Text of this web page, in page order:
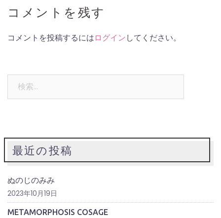
コメントを残す
コメントを投稿するにはログインしてください。
最近の投稿
ぬのじのみみ
2023年10月19日
METAMORPHOSIS COSAGE